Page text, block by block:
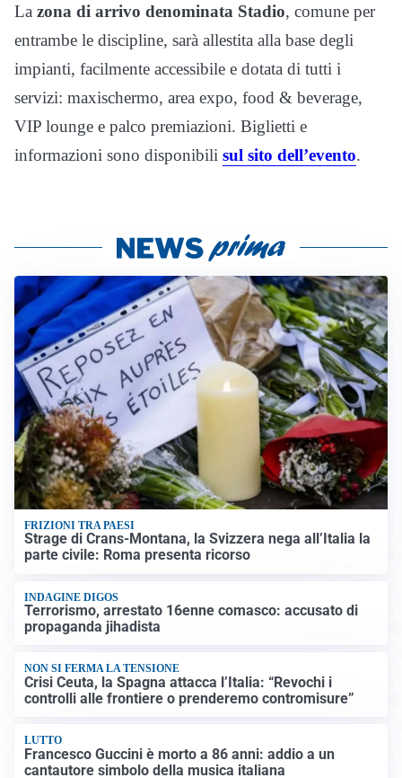
La zona di arrivo denominata Stadio, comune per
entrambe le discipline, sarà allestita alla base degli
impianti, facilmente accessibile e dotata di tutti i
servizi: maxischermo, area expo, food & beverage,
VIP lounge e palco premiazioni. Biglietti e
informazioni sono disponibili sul sito dell’evento.
FRIZIONI TRA PAESI
Strage di Crans-Montana, la Svizzera nega all’Italia la
parte civile: Roma presenta ricorso
INDAGINE DIGOS
Terrorismo, arrestato 16enne comasco: accusato di
propaganda jihadista
NON SI FERMA LA TENSIONE
Crisi Ceuta, la Spagna attacca l’Italia: “Revochi i
controlli alle frontiere o prenderemo contromisure”
LUTTO
Francesco Guccini è morto a 86 anni: addio a un
cantautore simbolo della musica italiana